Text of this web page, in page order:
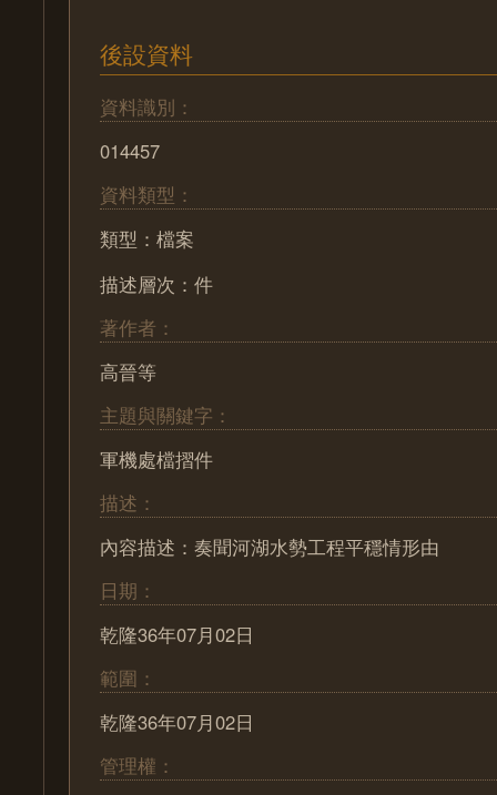
後設資料
資料識別：
014457
資料類型：
類型：檔案
描述層次：件
著作者：
高晉等
主題與關鍵字：
軍機處檔摺件
描述：
內容描述：奏聞河湖水勢工程平穩情形由
日期：
乾隆36年07月02日
範圍：
乾隆36年07月02日
管理權：